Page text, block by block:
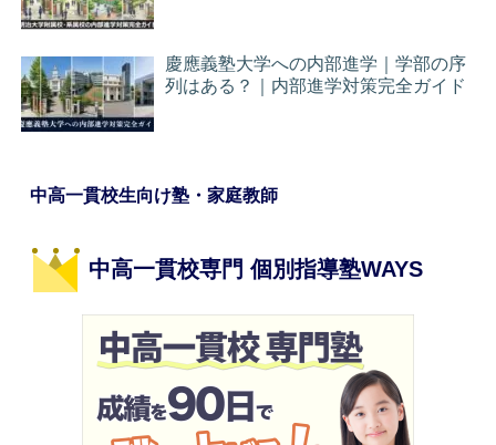
慶應義塾大学への内部進学｜学部の序
列はある？｜内部進学対策完全ガイド
中高一貫校生向け塾・家庭教師
中高一貫校専門 個別指導塾WAYS